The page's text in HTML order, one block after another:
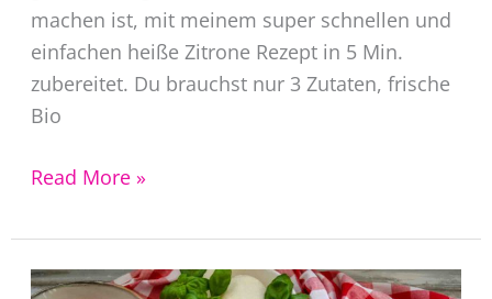
machen ist, mit meinem super schnellen und
einfachen heiße Zitrone Rezept in 5 Min.
zubereitet. Du brauchst nur 3 Zutaten, frische
Bio
Heiße
selber
machen
Read More »